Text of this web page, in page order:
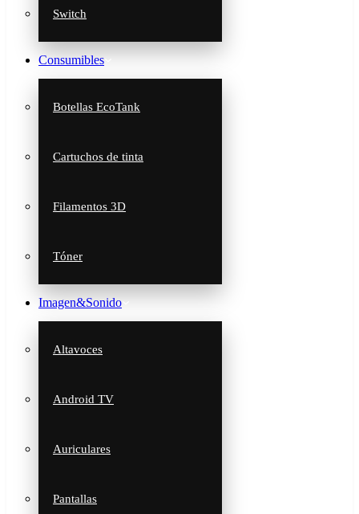
Switch
Consumibles
Botellas EcoTank
Cartuchos de tinta
Filamentos 3D
Tóner
Imagen&Sonido
Altavoces
Android TV
Auriculares
Pantallas